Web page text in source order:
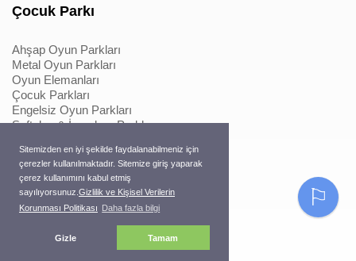
Sitemizden en iyi şekilde faydalanabilmeniz için
çerezler kullanılmaktadır. Sitemize giriş yaparak
çerez kullanımını kabul etmiş
sayılıyorsunuz. Gizlilik ve Kişisel Verilerin
Korunması Politikası Daha fazla bilgi
Gizle Tamam
Çocuk Parkı
Ahşap Oyun Parkları
Metal Oyun Parkları
Oyun Elemanları
Çocuk Parkları
Engelsiz Oyun Parkları
Softplay & İçmekan Parkları
Metal Konstrüksiyonlu İpli Tırmanmalar
Ahşap Konstrüksiyonlu İpli Tırmanmalar
Macera Serisi Ürünleri
Trambolinler
Pergole
⚐